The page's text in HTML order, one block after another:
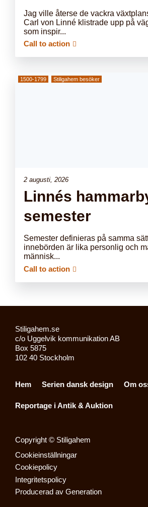
Jag ville återse de vackra
Carl von Linné klistrade upp på
som inspir...
Call to action
1500-1799 Stiligahem besöker
2 augusti, 2026
Linnés
semester
Semester definieras på samma
innebörden är lika personlig och
människ...
Call to action
Stiligahem.se
c/o Uggelvik kommunikation AB
Box 5875
102 40 Stockholm
Hem Serien dansk design Om
Reportage i Antik & Auktion
Copyright © Stiligahem
Cookieinställningar
Cookiepolicy
Integritetspolicy
Producerad avGeneration